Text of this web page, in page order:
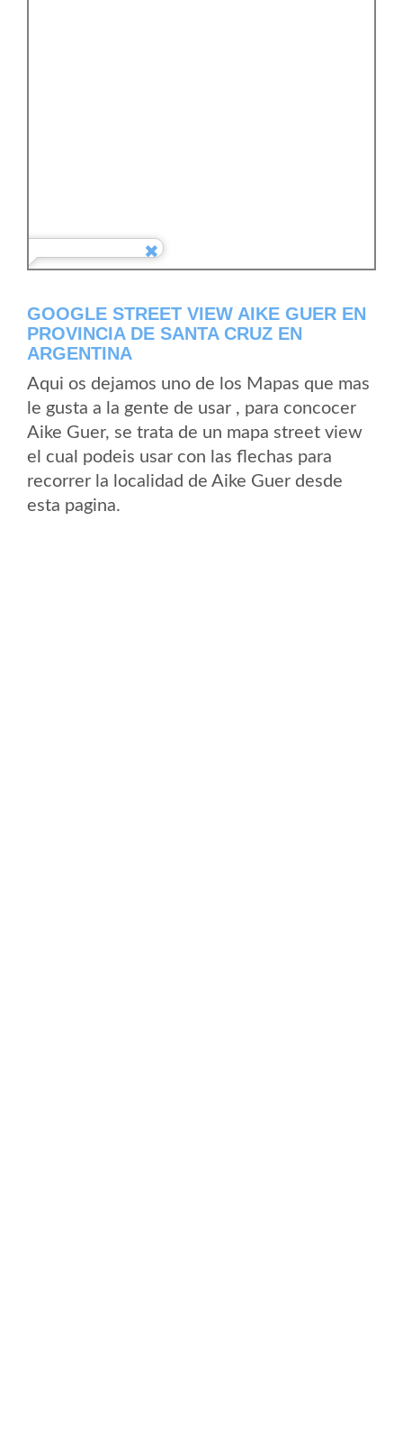
GOOGLE STREET VIEW AIKE GUER EN
PROVINCIA DE SANTA CRUZ EN
ARGENTINA
Aqui os dejamos uno de los Mapas que mas
le gusta a la gente de usar , para concocer
Aike Guer, se trata de un mapa street view
el cual podeis usar con las flechas para
recorrer la localidad de Aike Guer desde
esta pagina.